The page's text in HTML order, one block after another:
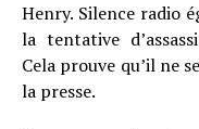
Henry. Silence radio
la tentative
Cela prouve qu’il ne
la presse.